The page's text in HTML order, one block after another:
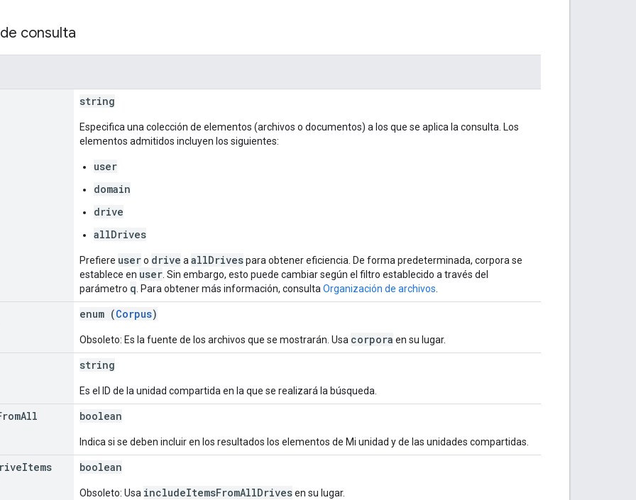
consulta
string
Especifica una colección de elementos (archivos o documentos) a los que se aplica la consulta. Los
elementos admitidos incluyen los siguientes:
user
domain
drive
allDrives
Prefiere usero drive a allDrivespara obtener eficiencia. De forma predeterminada, corpora se
establece en user . Sin embargo, esto puede cambiar según el filtro establecido a través del
parámetro q . Para obtener más información, consulta Organización de archivos
enum (Corpus)
Obsoleto: Es la fuente de los archivos que se mostrarán. Usa corpora en su lugar.
string
Es el ID de la unidad compartida en la que se realizará la búsqueda.
All
boolean
Indica si se deben incluir en los resultados los elementos de Mi unidad y de las unidades compartidas.
Items
boolean
Obsoleto: Usa includeItemsFromAllDrivesen su lugar.